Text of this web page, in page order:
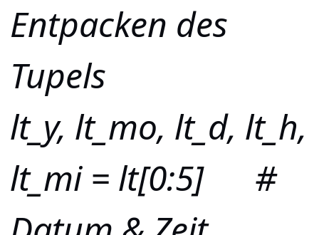
Entpacken des
Tupels
lt_y, lt_mo, lt_d, lt_h,
lt_mi = lt[0:5] #